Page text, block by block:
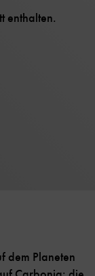
enthalten.
dem Planeten